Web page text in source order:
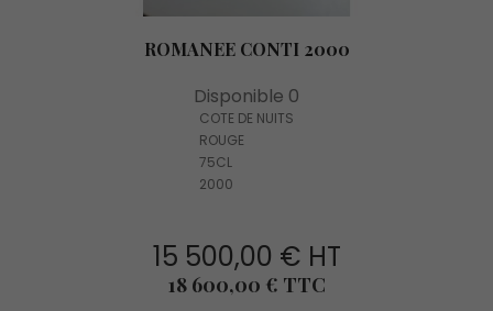
ROMANEE CONTI 2000
Disponible 0
COTE DE NUITS
ROUGE
75CL
2000
15 500,00 € HT
Prix
18 600,00 € TTC